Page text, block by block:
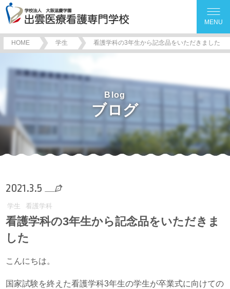
MENU
HOME 学生 看護学科の3年生から記念品をいただきました
Blog
ブログ
2021.3.5
学生 看護学科
看護学科の3年生から記念品をいただきま
した
こんにちは。
国家試験を終えた看護学科3年生の学生が卒業式に向けての